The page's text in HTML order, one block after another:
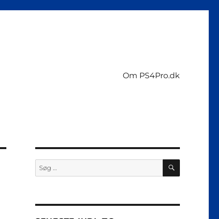
Om PS4Pro.dk
Søg
efter:
SØG